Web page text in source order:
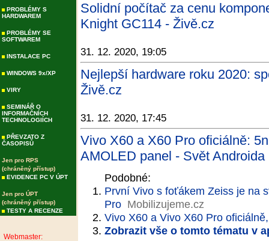
PROBLÉMY S
HARDWAREM
PROBLÉMY SE
SOFTWAREM
INSTALACE PC
WINDOWS 9x/XP
VIRY
SEMINÁŘ O
INFORMAČNÍCH
TECHNOLOGIÍCH
PŘEVZATO Z
ČASOPISŮ
Jen pro RPS
(chráněný přístup)
EVIDENCE PC V ÚPT
Jen pro ÚPT
(chráněný přístup)
TESTY A RECENZE
Webmaster:
Solidní počítač za cenu
Knight GC114 - Živě.cz
31. 12. 2020, 19:05
Nejlepší hardware roku 2020:
Živě.cz
31. 12. 2020, 17:45
Vivo X60 a X60 Pro oficiálně:
AMOLED panel - Svět Androida
Podobné:
První Vivo s foťákem Zeiss je na
Pro Mobilizujeme.cz
Vivo X60 a Vivo X60 Pro
Zobrazit vše o tomto tématu v